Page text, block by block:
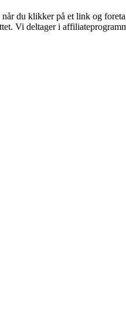
du klikker på et link og
Vi deltager i